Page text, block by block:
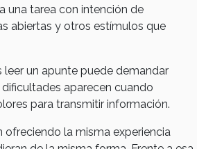
una tarea con intención de
abiertas y otros estímulos que
leer un apunte puede demandar
aparecen cuando
para transmitir información.
la misma experiencia